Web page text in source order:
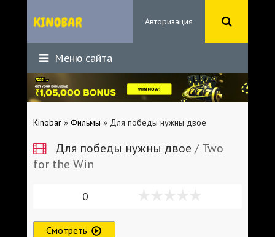
Авторизация
Меню сайта
Kinobar » Фильмы » Для победы нужны двое
Для победы нужны двое / Two
for the Win
0
Смотреть